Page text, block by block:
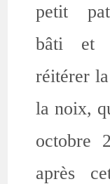
petit
bâti et
réitérer
la noix,
octobre
après